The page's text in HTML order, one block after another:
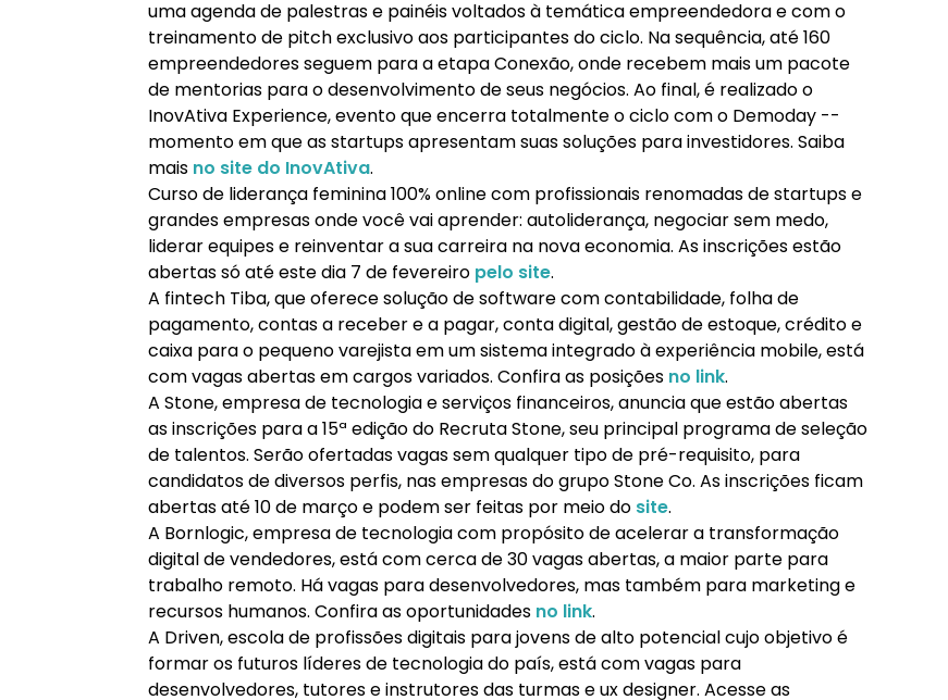
uma agenda de palestras e painéis voltados à temática empreendedora e com o
treinamento de pitch exclusivo aos participantes do ciclo. Na sequência, até 160
empreendedores seguem para a etapa Conexão, onde recebem mais um pacote
de mentorias para o desenvolvimento de seus negócios. Ao final, é realizado o
InovAtiva Experience, evento que encerra totalmente o ciclo com o Demoday --
momento em que as startups apresentam suas soluções para investidores. Saiba
mais no site do InovAtiva.
Curso de liderança feminina 100% online com profissionais renomadas de startups e
grandes empresas onde você vai aprender: autoliderança, negociar sem medo,
liderar equipes e reinventar a sua carreira na nova economia. As inscrições estão
abertas só até este dia 7 de fevereiro pelo site.
A fintech Tiba, que oferece solução de software com contabilidade, folha de
pagamento, contas a receber e a pagar, conta digital, gestão de estoque, crédito e
caixa para o pequeno varejista em um sistema integrado à experiência mobile, está
com vagas abertas em cargos variados. Confira as posições no link.
A Stone, empresa de tecnologia e serviços financeiros, anuncia que estão abertas
as inscrições para a 15ª edição do Recruta Stone, seu principal programa de seleção
de talentos. Serão ofertadas vagas sem qualquer tipo de pré-requisito, para
candidatos de diversos perfis, nas empresas do grupo Stone Co. As inscrições ficam
abertas até 10 de março e podem ser feitas por meio do site.
A Bornlogic, empresa de tecnologia com propósito de acelerar a transformação
digital de vendedores, está com cerca de 30 vagas abertas, a maior parte para
trabalho remoto. Há vagas para desenvolvedores, mas também para marketing e
recursos humanos. Confira as oportunidades no link.
A Driven, escola de profissões digitais para jovens de alto potencial cujo objetivo é
formar os futuros líderes de tecnologia do país, está com vagas para
desenvolvedores, tutores e instrutores das turmas e ux designer. Acesse as